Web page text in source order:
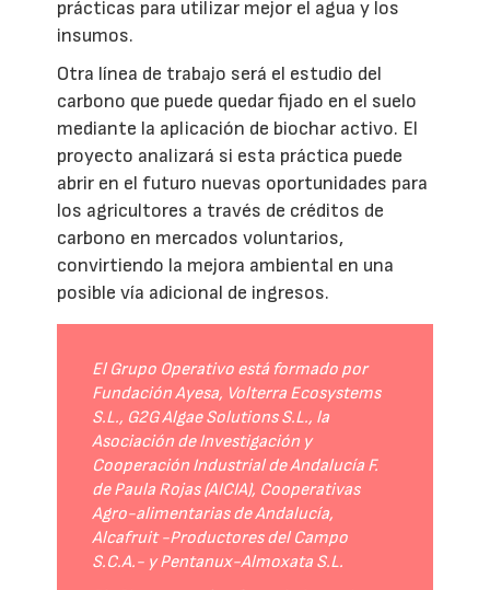
prácticas para utilizar mejor el agua y los
insumos.
Otra línea de trabajo será el estudio del
carbono que puede quedar fijado en el suelo
mediante la aplicación de biochar activo. El
proyecto analizará si esta práctica puede
abrir en el futuro nuevas oportunidades para
los agricultores a través de créditos de
carbono en mercados voluntarios,
convirtiendo la mejora ambiental en una
posible vía adicional de ingresos.
El Grupo Operativo está formado por
Fundación Ayesa, Volterra Ecosystems
S.L., G2G Algae Solutions S.L., la
Asociación de Investigación y
Cooperación Industrial de Andalucía F.
de Paula Rojas (AICIA), Cooperativas
Agro-alimentarias de Andalucía,
Alcafruit -Productores del Campo
S.C.A.- y Pentanux-Almoxata S.L.